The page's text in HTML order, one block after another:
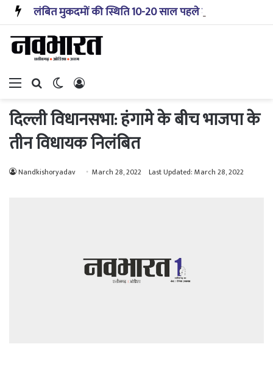
Menu Search forSwitch skin
दिल्ली विधानसभा: हंगामे के बीच भाजपा के
तीन विधायक निलंबित
Nandkishoryadav March 28, 2022 Last Updated: March 28, 2022